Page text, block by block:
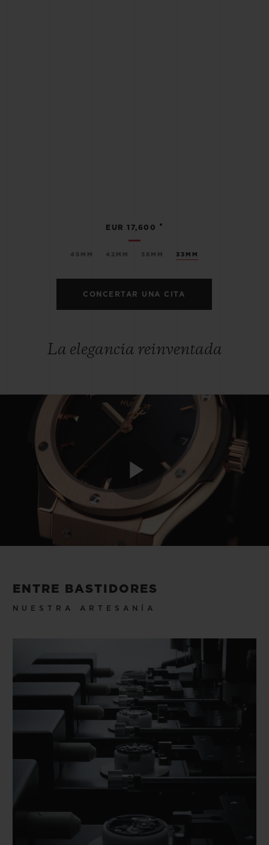
45MM 42MM 38MM 33MM
EUR 17,600 •
CONCERTAR UNA CITA
La elegancia reinventada
Play
ENTRE BASTIDORES
NUESTRA ARTESANÍA